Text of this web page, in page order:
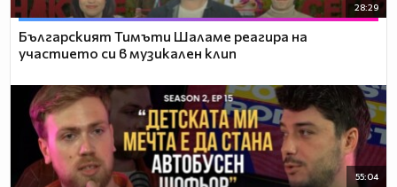
28:29
Българският Тимъти Шаламе реагира на
участието си в музикален клип
55:04